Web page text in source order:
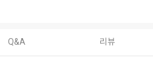
Q&A 리뷰